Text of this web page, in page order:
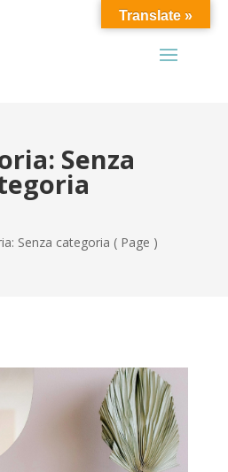
Senza
Senza categoria ( Page )
Translate »